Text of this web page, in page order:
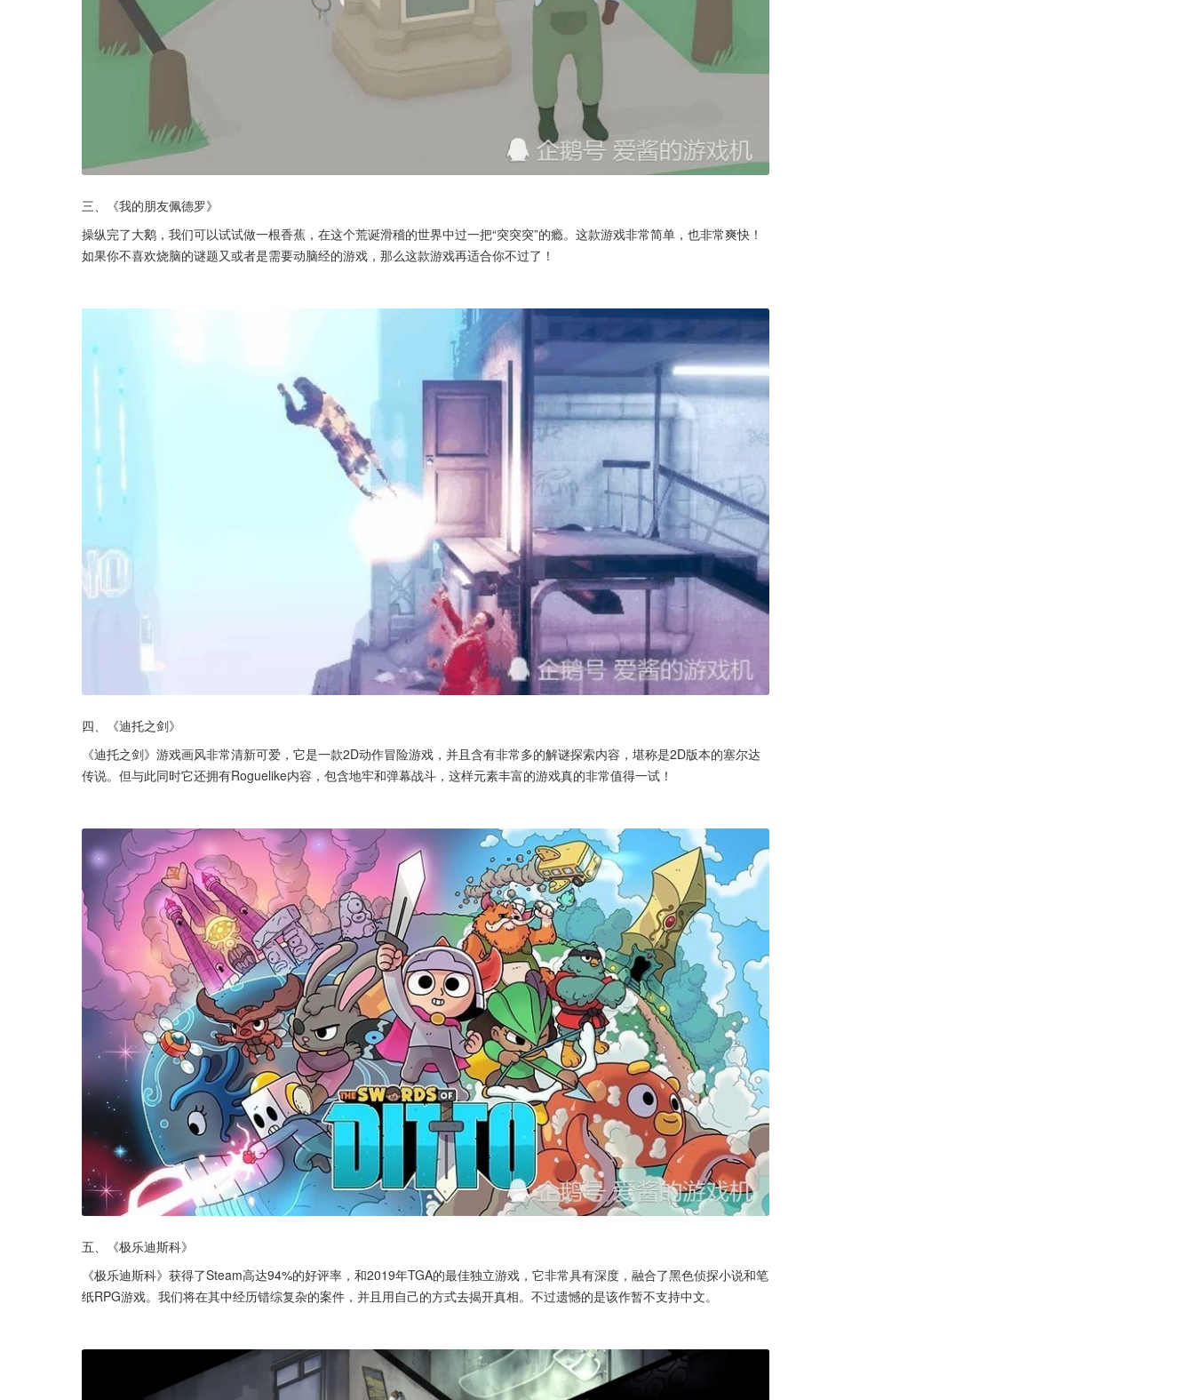
三、《我的朋友佩德罗》
操纵完了大鹅，我们可以试试做一根香蕉，在这个荒诞滑稽的世界中过一把“突突突”的瘾。这款游戏非常简单，也非常爽快！
如果你不喜欢烧脑的谜题又或者是需要动脑经的游戏，那么这款游戏再适合你不过了！
四、《迪托之剑》
《迪托之剑》游戏画风非常清新可爱，它是一款2D动作冒险游戏，并且含有非常多的解谜探索内容，堪称是2D版本的塞尔达
传说。但与此同时它还拥有Roguelike内容，包含地牢和弹幕战斗，这样元素丰富的游戏真的非常值得一试！
五、《极乐迪斯科》
《极乐迪斯科》获得了Steam高达94%的好评率，和2019年TGA的最佳独立游戏，它非常具有深度，融合了黑色侦探小说和笔
纸RPG游戏。我们将在其中经历错综复杂的案件，并且用自己的方式去揭开真相。不过遗憾的是该作暂不支持中文。